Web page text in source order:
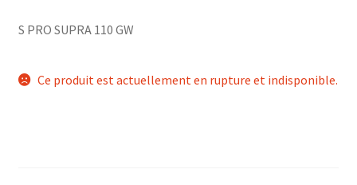
S PRO SUPRA 110 GW
Ce produit est actuellement en rupture et indisponible.